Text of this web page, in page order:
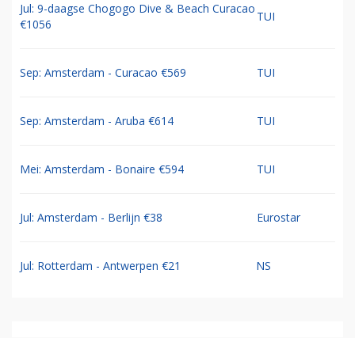
Jul: 9-daagse Chogogo Dive & Beach Curacao
€1056
TUI
Sep: Amsterdam - Curacao €569 TUI
Sep: Amsterdam - Aruba €614 TUI
Mei: Amsterdam - Bonaire €594 TUI
Jul: Amsterdam - Berlijn €38 Eurostar
Jul: Rotterdam - Antwerpen €21 NS